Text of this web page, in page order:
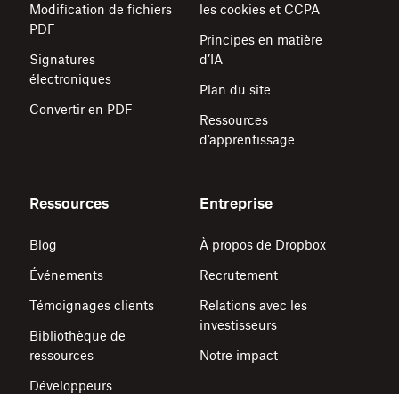
Modification de fichiers
PDF
Signatures
électroniques
Convertir en PDF
les cookies et CCPA
Principes en matière
d’IA
Plan du site
Ressources
d’apprentissage
Ressources
Blog
Événements
Témoignages clients
Bibliothèque de
ressources
Développeurs
Entreprise
À propos de Dropbox
Recrutement
Relations avec les
investisseurs
Notre impact